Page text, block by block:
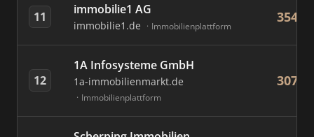
11 immobilie1 AG
immobilie1.de Immobilienplattform
354
12
1A Infosysteme GmbH
1a-immobilienmarkt.de
Immobilienplattform
307